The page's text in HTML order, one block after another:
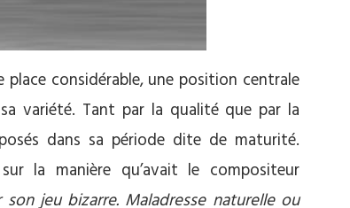
considérable, une position centrale
variété. Tant par la qualité que par la
dans sa période dite de maturité.
la manière qu’avait le compositeur
jeu bizarre. Maladresse naturelle ou